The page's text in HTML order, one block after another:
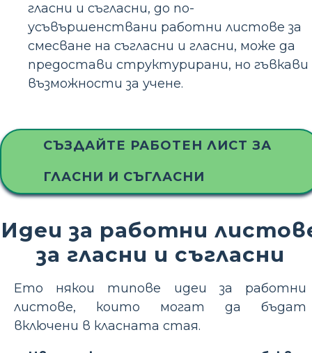
гласни и съгласни, до по-
усъвършенствани работни листове за
смесване на съгласни и гласни, може да
предостави структурирани, но гъвкави
възможности за учене.
СЪЗДАЙТЕ РАБОТЕН ЛИСТ ЗА
ГЛАСНИ И СЪГЛАСНИ
Идеи за работни
за гласни и съгласни
Ето някои типове идеи за работни
листове, които могат да бъдат
включени в класната стая.